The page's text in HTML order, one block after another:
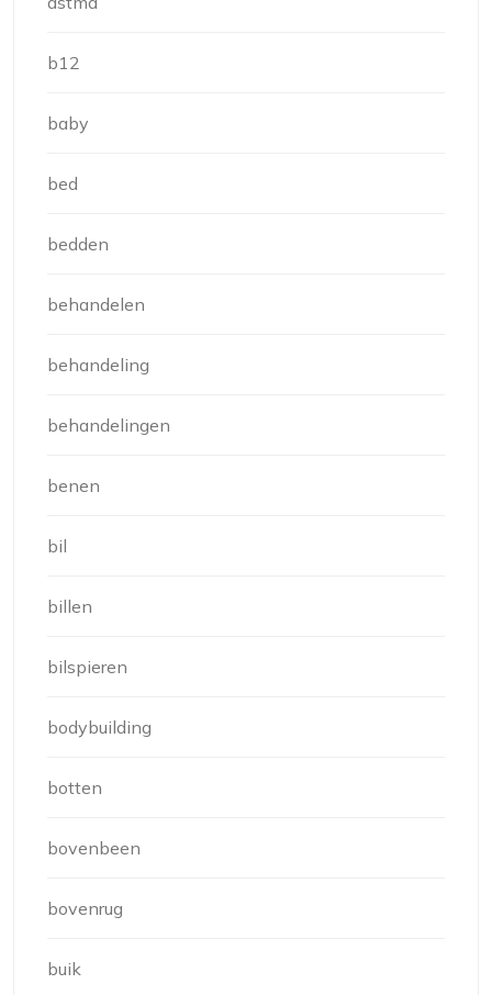
b12
baby
bed
bedden
behandelen
behandeling
behandelingen
benen
bil
billen
bilspieren
bodybuilding
botten
bovenbeen
bovenrug
buik